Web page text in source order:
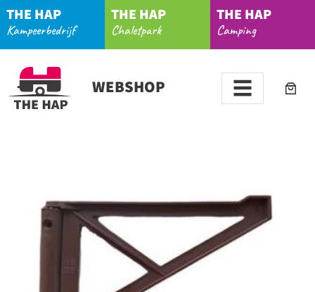
THE HAP
Kampeerbedrijf
THE HAP
Chaletpark
THE HAP
Camping
WEBSHOP